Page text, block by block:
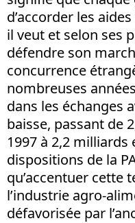
d’accorder les
il veut et selon ses
défendre son
concurrence
nombreuses
dans les échanges
baisse, passant de
1997 à 2,2 milliards
dispositions de la
qu’accentuer cette
l’industrie agro-
défavorisée par